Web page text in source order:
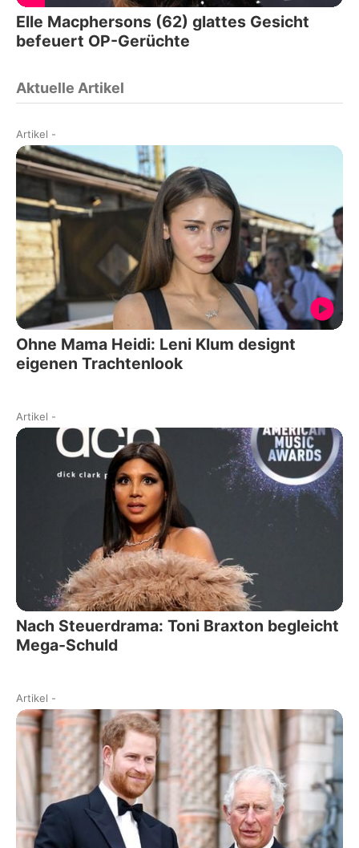
Elle Macphersons (62) glattes Gesicht
befeuert OP-Gerüchte
Aktuelle Artikel
Artikel -
Ohne Mama Heidi: Leni Klum designt
eigenen Trachtenlook
Artikel -
Nach Steuerdrama: Toni Braxton begleicht
Mega-Schuld
Artikel -